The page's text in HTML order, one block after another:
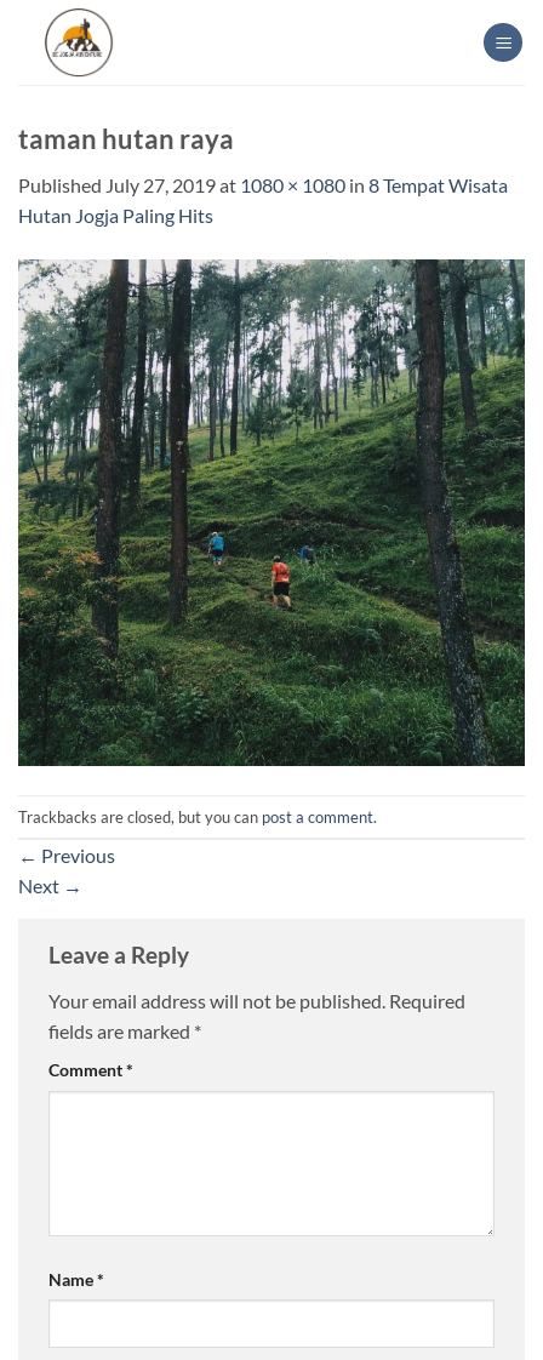
content
taman hutan raya
Published July 27, 2019at 1080 × 1080 in 8 Tempat Wisata
Hutan Jogja Paling Hits
Trackbacks are closed, but you can post a comment.
← Previous
Next →
Leave a Reply
Your email address will not be published. Required
fields are marked *
Comment*
Name*